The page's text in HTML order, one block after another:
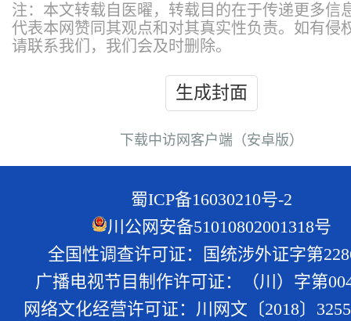
注：本文转载自医曜，转载目的在于传递更多信
代表本网赞同其观点和对其真实性负责。如有侵
请联系我们，我们会及时删除。
生成封面
下载中访网客户端（安卓版）
蜀ICP备16030210号-2
川公网安备51010802001318号
全国性调查许可证：国统涉外证字第
广播电视节目制作许可证：（川）字第
网络文化经营许可证：川网文〔2018〕